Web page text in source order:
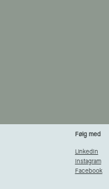
Følg med
LinkedIn
Instagram
Facebook